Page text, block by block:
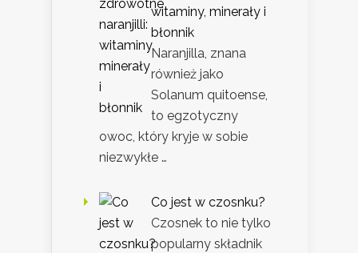
witaminy, minerały i
błonnik
Naranjilla, znana
również jako
Solanum quitoense,
to egzotyczny
owoc, który kryje w sobie
niezwykłe …
Co jest w czosnku?
Czosnek to nie tylko
popularny składnik